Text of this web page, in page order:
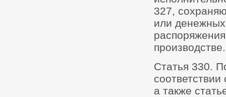
327,
или
производстве.
Статья 330.
а также